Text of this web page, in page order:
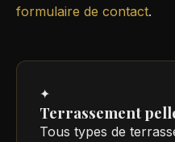
formulaire de contact.
✦
Terrassement
Tous types de